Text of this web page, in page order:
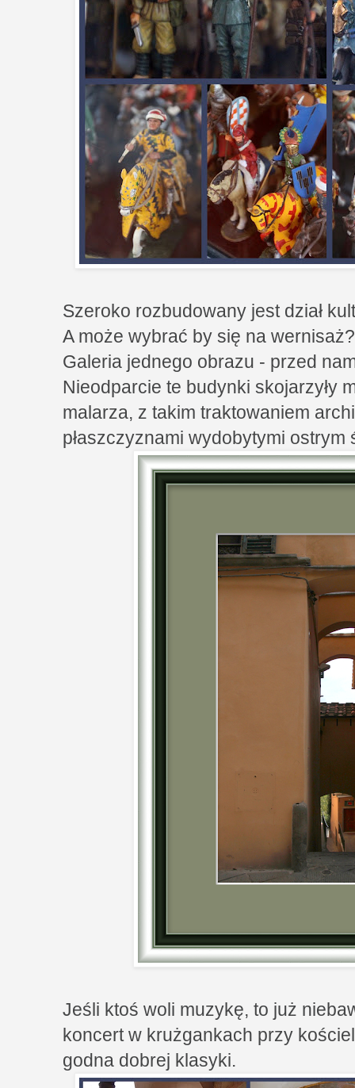
Szeroko rozbudowany jest dział
A może wybrać by się na
Galeria jednego obrazu - przed
Nieodparcie te budynki skojarzyły
malarza, z takim traktowaniem
płaszczyznami wydobytymi ostrym
Jeśli ktoś woli muzykę, to już
koncert w krużgankach przy
godna dobrej klasyki.